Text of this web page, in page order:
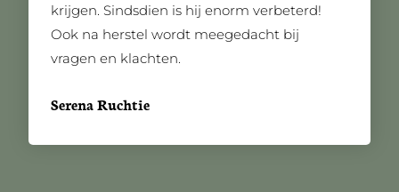
krijgen. Sindsdien is hij enorm verbeterd!
Ook na herstel wordt meegedacht bij
vragen en klachten.
Serena Ruchtie